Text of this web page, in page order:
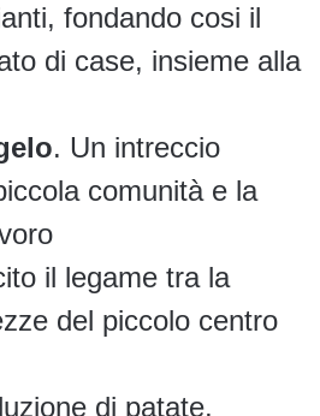
fondando cosi il
di case, insieme alla
. Un intreccio
comunità e la
il legame tra la
del piccolo centro
di patate,